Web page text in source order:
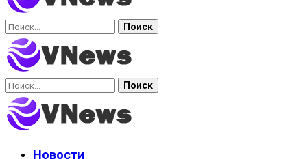
Найти:
Найти:
Новости